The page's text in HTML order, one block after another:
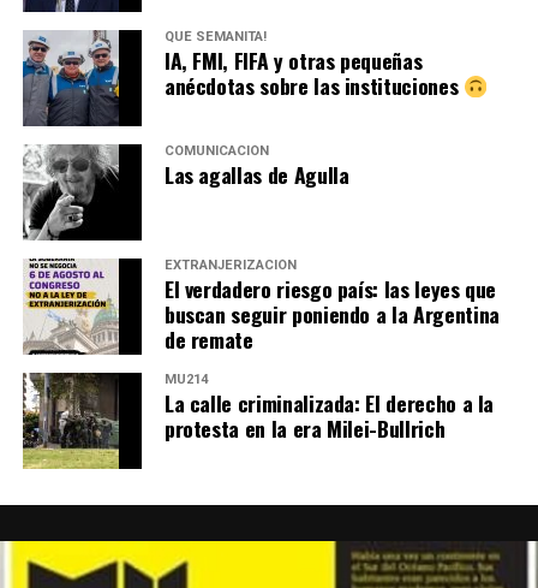
QUÉ SEMANITA!
IA, FMI, FIFA y otras pequeñas
anécdotas sobre las instituciones
COMUNICACIÓN
Las agallas de Agulla
EXTRANJERIZACIÓN
El verdadero riesgo país: las leyes que
buscan seguir poniendo a la Argentina
de remate
MU214
La calle criminalizada: El derecho a la
protesta en la era Milei-Bullrich